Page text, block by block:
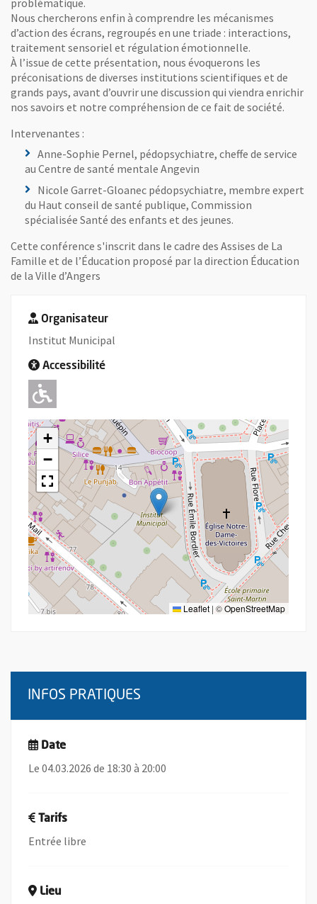
problématique.
Nous chercherons enfin à comprendre les mécanismes
d’action des écrans, regroupés en une triade : interactions,
traitement sensoriel et régulation émotionnelle.
À l’issue de cette présentation, nous évoquerons les
préconisations de diverses institutions scientifiques et de
grands pays, avant d’ouvrir une discussion qui viendra enrichir
nos savoirs et notre compréhension de ce fait de société.
Intervenantes :
Anne-Sophie Pernel, pédopsychiatre, cheffe de service
au Centre de santé mentale Angevin
Nicole Garret-Gloanec pédopsychiatre, membre expert
du Haut conseil de santé publique, Commission
spécialisée Santé des enfants et des jeunes.
Cette conférence s'inscrit dans le cadre des Assises de La
Famille et de l’Éducation proposé par la direction Éducation
de la Ville d’Angers
Organisateur
Institut Municipal
Accessibilité
Adapté pour l'handicap Moteur
+
−
Leaflet | ©OpenStreetMap
INFOS PRATIQUES
Date
Le 04.03.2026 de 18:30 à 20:00
Tarifs
Entrée libre
Lieu